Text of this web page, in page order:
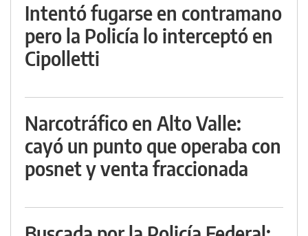
Intentó fugarse en contramano
pero la Policía lo interceptó en
Cipolletti
Narcotráfico en Alto Valle:
cayó un punto que operaba con
posnet y venta fraccionada